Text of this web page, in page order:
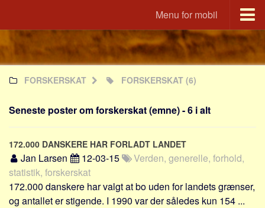
Menu for mobil
Portal
Udvandrerne.dk
Utvandrerne.no
Tyskland.dk
Rusland.dk
JLKM.dk
Lande
FORSKERSKAT FORSKERSKAT (6)
Seneste poster om forskerskat (emne) - 6 i alt
172.000 DANSKERE HAR FORLADT LANDET
Jan Larsen 12-03-15
Verden, generelle, forhold,
statistik, forskerskat
172.000 danskere har valgt at bo uden for landets grænser,
og antallet er stigende. I 1990 var der således kun 154 ...